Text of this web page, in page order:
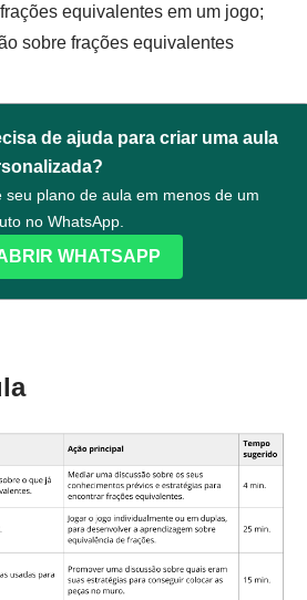
equivalentes em um jogo;
sobre frações equivalentes
de ajuda para criar uma aula
seu plano de aula em menos de um
no WhatsApp.
WHATSAPP